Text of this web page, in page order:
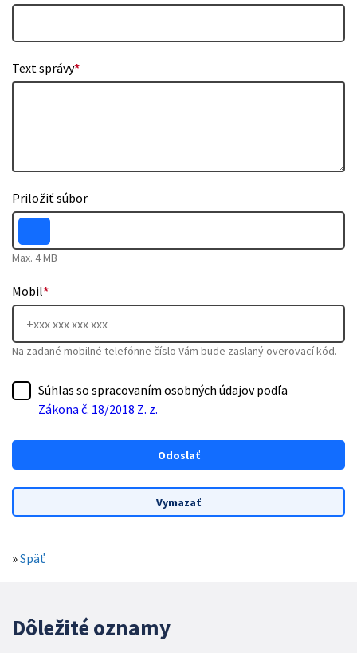
Text správy*
Priložiť súbor
Max. 4 MB
Mobil*
Na zadané mobilné telefónne číslo Vám bude zaslaný overovací kód.
Súhlas so spracovaním osobných údajov podľa
Zákona č. 18/2018 Z. z.
»Späť
Dôležité oznamy